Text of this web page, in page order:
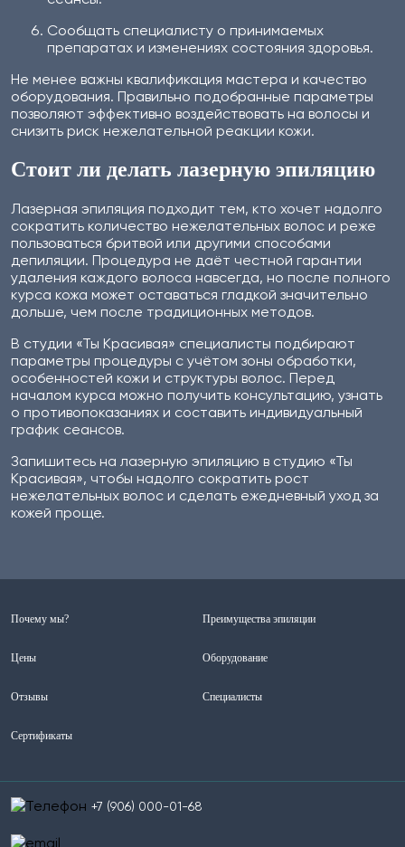
Сообщать специалисту о принимаемых
препаратах и изменениях состояния здоровья.
Не менее важны квалификация мастера и качество
оборудования. Правильно подобранные параметры
позволяют эффективно воздействовать на волосы и
снизить риск нежелательной реакции кожи.
Стоит ли делать лазерную эпиляцию
Лазерная эпиляция подходит тем, кто хочет надолго
сократить количество нежелательных волос и реже
пользоваться бритвой или другими способами
депиляции. Процедура не даёт честной гарантии
удаления каждого волоса навсегда, но после полного
курса кожа может оставаться гладкой значительно
дольше, чем после традиционных методов.
В студии «Ты Красивая» специалисты подбирают
параметры процедуры с учётом зоны обработки,
особенностей кожи и структуры волос. Перед
началом курса можно получить консультацию, узнать
о противопоказаниях и составить индивидуальный
график сеансов.
Запишитесь на лазерную эпиляцию в студию «Ты
Красивая», чтобы надолго сократить рост
нежелательных волос и сделать ежедневный уход за
кожей проще.
Почему мы? Преимущества эпиляции
Цены Оборудование
Отзывы Специалисты
Сертификаты
+7 (906) 000-01-68